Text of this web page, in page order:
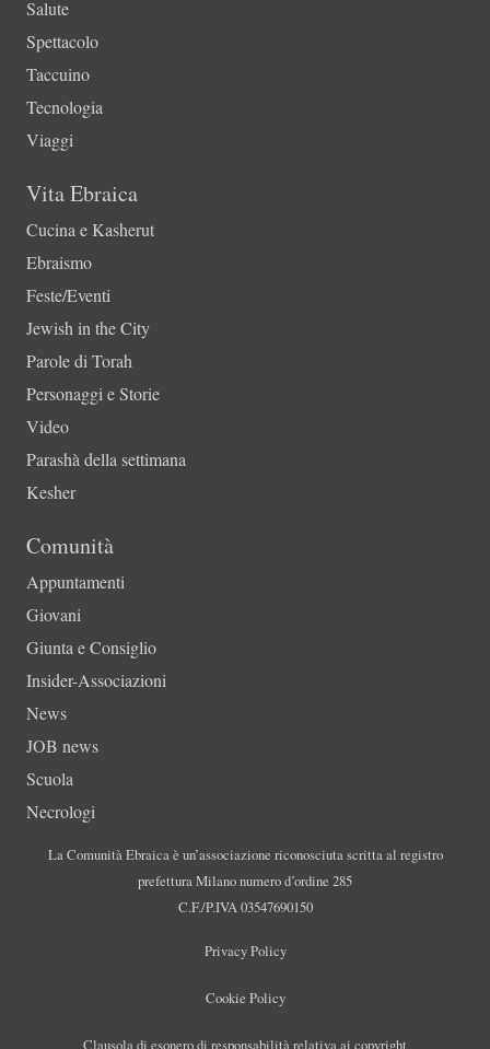
Salute
Spettacolo
Taccuino
Tecnologia
Viaggi
Vita Ebraica
Cucina e Kasherut
Ebraismo
Feste/Eventi
Jewish in the City
Parole di Torah
Personaggi e Storie
Video
Parashà della settimana
Kesher
Comunità
Appuntamenti
Giovani
Giunta e Consiglio
Insider-Associazioni
News
JOB news
Scuola
Necrologi
La Comunità Ebraica è un’associazione riconosciuta scritta al registro
prefettura Milano numero d’ordine 285
C.F./P.IVA 03547690150
Privacy Policy
Cookie Policy
Clausola di esonero di responsabilità relativa ai copyright